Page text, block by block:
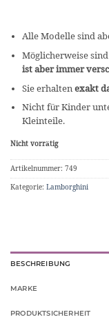
Alle Modelle sind
Möglicherweise
ist aber immer
Sie erhalten exakt
Nicht für Kinder
Kleinteile.
Nicht vorrätig
Artikelnummer: 749
Kategorie: Lamborghini
BESCHREIBUNG
MARKE
PRODUKTSICHERHEIT